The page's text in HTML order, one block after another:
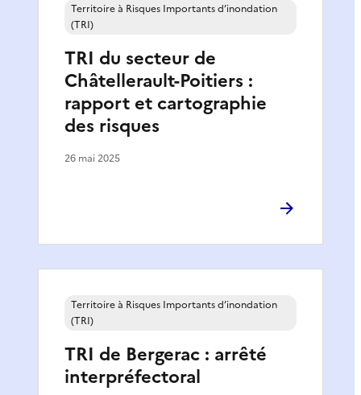
TRI du secteur de
Châtellerault-Poitiers :
rapport et cartographie
des risques
Territoire à Risques Importants d’inondation
(TRI)
26 mai 2025
TRI de Bergerac : arrêté
interpréfectoral
Territoire à Risques Importants d’inondation
(TRI)